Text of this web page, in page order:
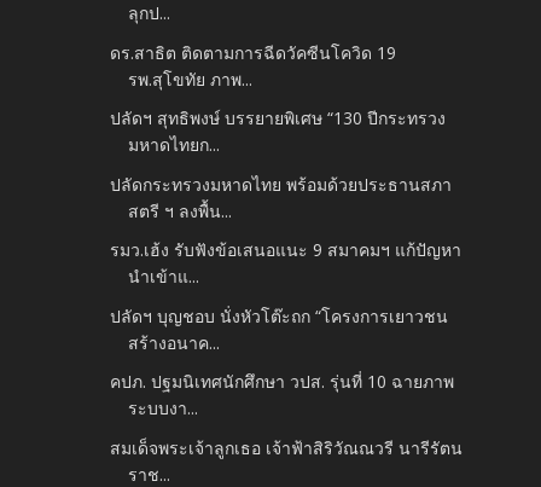
ลุกป...
ดร.สาธิต ติดตามการฉีดวัคซีนโควิด 19
รพ.สุโขทัย ภาพ...
ปลัดฯ สุทธิพงษ์ บรรยายพิเศษ “130 ปีกระทรวง
มหาดไทยก...
ปลัดกระทรวงมหาดไทย พร้อมด้วยประธานสภา
สตรี ฯ ลงพื้น...
รมว.เฮ้ง รับฟังข้อเสนอแนะ 9 สมาคมฯ แก้ปัญหา
นำเข้าแ...
ปลัดฯ บุญชอบ นั่งหัวโต๊ะถก “โครงการเยาวชน
สร้างอนาค...
คปภ. ปฐมนิเทศนักศึกษา วปส. รุ่นที่ 10 ฉายภาพ
ระบบงา...
สมเด็จพระเจ้าลูกเธอ เจ้าฟ้าสิริวัณณวรี นารีรัตน
ราช...